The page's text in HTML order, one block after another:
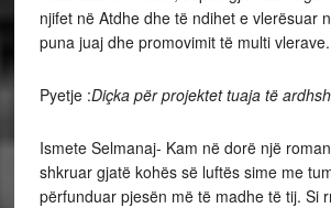
njifet në Atdhe dhe të ndihet e vlerësuar
puna juaj dhe promovimit të multi vlerave.
Pyetje :Diçka për projektet tuaja të
Ismete Selmanaj- Kam në dorë një
shkruar gjatë kohës së luftës sime me
përfunduar pjesën më të madhe të tij. Si